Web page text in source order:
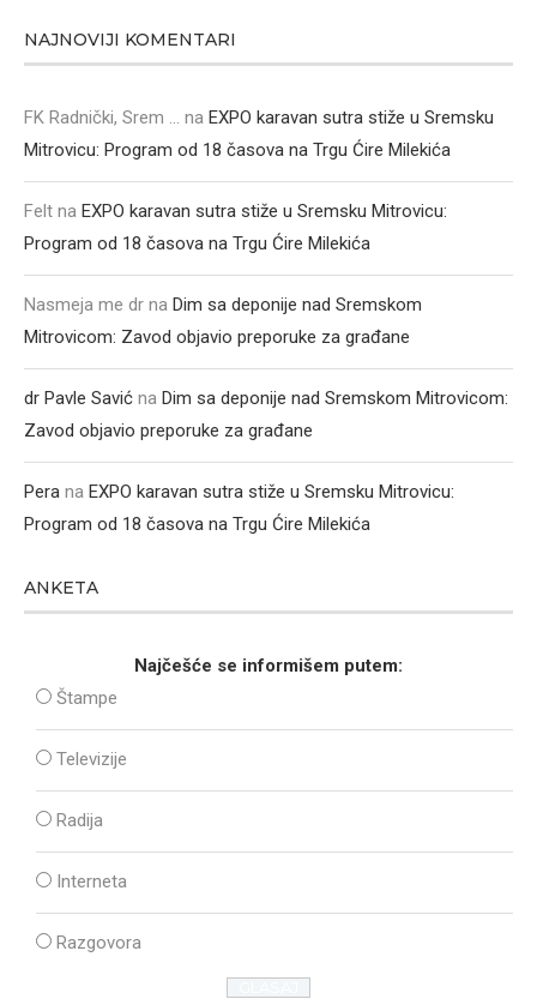
NAJNOVIJI KOMENTARI
FK Radnički, Srem ... na EXPO karavan sutra stiže u Sremsku
Mitrovicu: Program od 18 časova na Trgu Ćire Milekića
Felt na EXPO karavan sutra stiže u Sremsku Mitrovicu:
Program od 18 časova na Trgu Ćire Milekića
Nasmeja me dr na Dim sa deponije nad Sremskom
Mitrovicom: Zavod objavio preporuke za građane
dr Pavle Savić na Dim sa deponije nad Sremskom Mitrovicom:
Zavod objavio preporuke za građane
Pera na EXPO karavan sutra stiže u Sremsku Mitrovicu:
Program od 18 časova na Trgu Ćire Milekića
ANKETA
Najčešće se informišem putem:
Štampe
Televizije
Radija
Interneta
Razgovora